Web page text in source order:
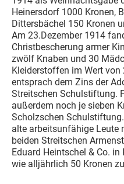
Heinersdorf 1000 Kronen,
Dittersbächel 150 Kronen
Am 23.Dezember 1914
Christbescherung armer
zwölf Knaben und 30
Kleiderstoffen im Wert von
entsprach dem Zins der
Streitschen Schulstiftung.
außerdem noch je sieben
Scholzschen
alte arbeitsunfähige Leute
beiden Streitschen
Eduard Heintschel & Co.
wie alljährlich 50 Kronen